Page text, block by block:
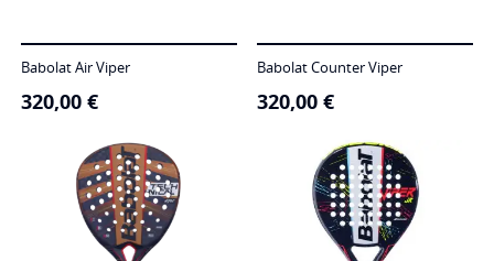
Babolat Air Viper
320,00 €
Babolat Counter Viper
320,00 €